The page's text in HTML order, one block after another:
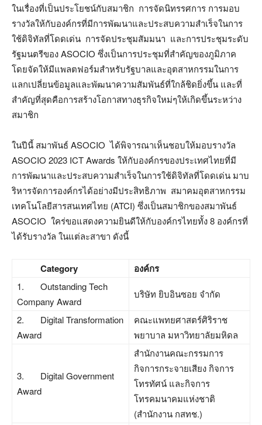
ในเรื่องที่เป็นประโยชน์กับสมาชิก การจัดนิทรรศการ การมอบ
รางวัลให้กับองค์กรที่มีการพัฒนาและประสบความสำเร็จในการ
ใช้ดิจิทัลที่โดดเด่น การจัดประชุมสัมมนา และการประชุมระดับ
รัฐมนตรีของ ASOCIO ซึ่งเป็นการประชุมที่สำคัญของภูมิภาค
โดยจัดให้มีแพลตฟอร์มสำหรับรัฐบาลและอุตสาหกรรมในการ
แลกเปลี่ยนข้อมูลและพัฒนาความสัมพันธ์ที่ใกล้ชิดยิ่งขึ้น และที่
สำคัญที่สุดคือการสร้างโอกาสทางธุรกิจใหม่ๆให้เกิดขึ้นระหว่าง
สมาชิก
ในปีนี้ สมาพันธ์ ASOCIO ได้พิจารณาเห็นชอบให้มอบรางวัล
ASOCIO 2023 ICT Awards ให้กับองค์กรของประเทศไทยที่มี
การพัฒนาและประสบความสำเร็จในการใช้ดิจิทัลที่โดดเด่น มาบ
ริหารจัดการองค์กรได้อย่างมีประสิทธิภาพ สมาคมอุตสาหกรรม
เทคโนโลยีสารสนเทศไทย (ATCI) ซึ่งเป็นสมาชิกของสมาพันธ์
ASOCIO ใคร่ขอแสดงความยินดีให้กับองค์กรไทยทั้ง 8 องค์กรที่
ได้รับรางวัล ในแต่ละสาขา ดังนี้
Category องค์กร
1. Outstanding Tech
Company Award
บริษัท ยิบอินซอย จำกัด
2. Digital Transformation
Award
คณะแพทยศาสตร์ศิริราช
พยาบาล มหาวิทยาลัยมหิดล
3. Digital Government
Award
สำนักงานคณะกรรมการ
กิจการกระจายเสียง กิจการ
โทรทัศน์ และกิจการ
โทรคมนาคมแห่งชาติ
(สำนักงาน กสทช.)